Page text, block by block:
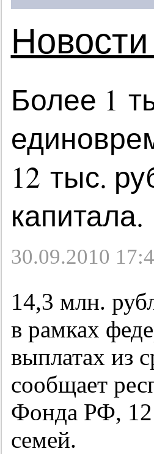
Более 1
12 тыс.
капитала.
30.09.2010
14,3 млн.
в рамках
выплатах из
сообщает
Фонда РФ, 12
семей.